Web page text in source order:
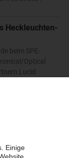
Heckleuchten-
beim SPE-
Optical
Lucid
ab
Hella